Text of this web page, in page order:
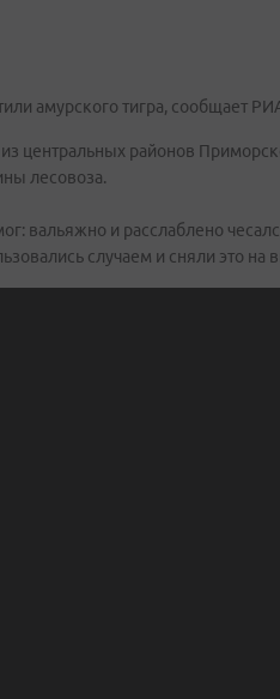
амурского тигра, сообщает
центральных районов
лесовоза.
вальяжно и расслаблено
случаем и сняли это